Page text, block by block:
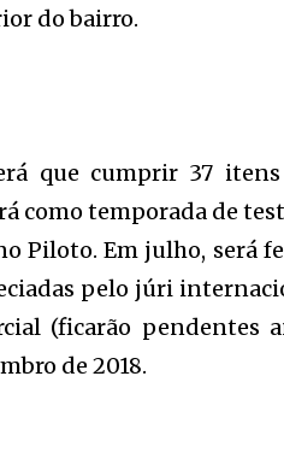
do bairro.
que cumprir 37
como temporada de
Piloto. Em julho, será
pelo júri
(ficarão pendentes
de 2018.